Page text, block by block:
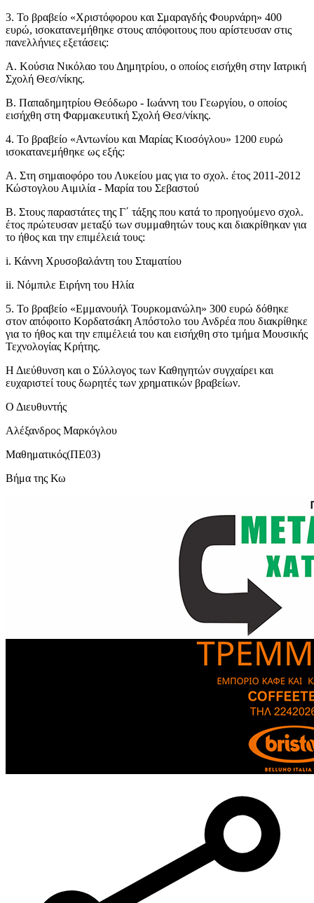
3. Το βραβείο «Χριστόφορου και Σμαραγδής Φουρνάρη» 400
ευρώ, ισοκατανεμήθηκε στους απόφοιτους που αρίστευσαν στις
πανελλήνιες εξετάσεις:
Α. Κούσια Νικόλαο του Δημητρίου, ο οποίος εισήχθη στην Ιατρική
Σχολή Θεσ/νίκης.
Β. Παπαδημητρίου Θεόδωρο - Ιωάννη του Γεωργίου, ο οποίος
εισήχθη στη Φαρμακευτική Σχολή Θεσ/νίκης.
4. Το βραβείο «Αντωνίου και Μαρίας Κιοσόγλου» 1200 ευρώ
ισοκατανεμήθηκε ως εξής:
Α. Στη σημαιοφόρο του Λυκείου μας για το σχολ. έτος 2011-2012
Κώστογλου Αιμιλία - Μαρία του Σεβαστού
Β. Στους παραστάτες της Γ΄ τάξης που κατά το προηγούμενο σχολ.
έτος πρώτευσαν μεταξύ των συμμαθητών τους και διακρίθηκαν για
το ήθος και την επιμέλειά τους:
i. Κάννη Χρυσοβαλάντη του Σταματίου
ii. Νόμπιλε Ειρήνη του Ηλία
5. Το βραβείο «Εμμανουήλ Τουρκομανώλη» 300 ευρώ δόθηκε
στον απόφοιτο Κορδατσάκη Απόστολο του Ανδρέα που διακρίθηκε
για το ήθος και την επιμέλειά του και εισήχθη στο τμήμα Μουσικής
Τεχνολογίας Κρήτης.
Η Διεύθυνση και ο Σύλλογος των Καθηγητών συγχαίρει και
ευχαριστεί τους δωρητές των χρηματικών βραβείων.
Ο Διευθυντής
Αλέξανδρος Μαρκόγλου
Μαθηματικός(ΠΕ03)
Βήμα της Κω